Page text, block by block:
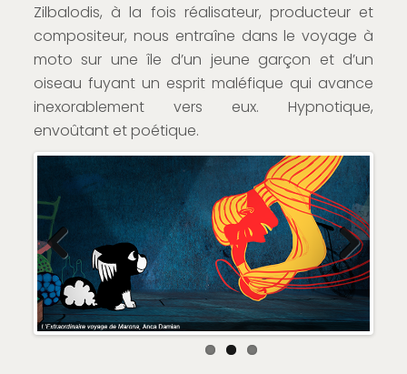
Zilbalodis, à la fois réalisateur, producteur et
compositeur, nous entraîne dans le voyage à
moto sur une île d’un jeune garçon et d’un
oiseau fuyant un esprit maléfique qui avance
inexorablement vers eux. Hypnotique,
envoûtant et poétique.
Previous Next